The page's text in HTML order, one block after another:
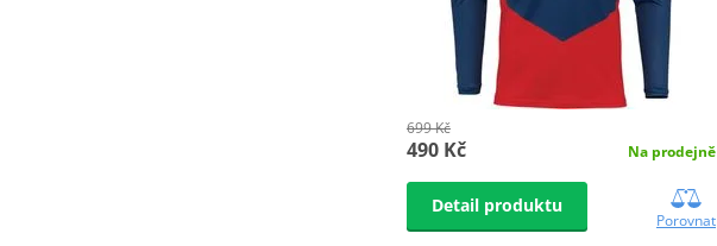
699 Kč
490 Kč Na prodejně
Detail produktu
Porovnat